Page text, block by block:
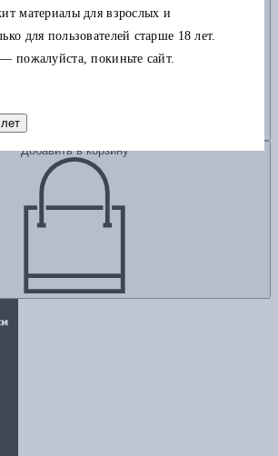
Добавить в корзину
материалы для взрослых и
для пользователей старше 18 лет.
пожалуйста, покиньте сайт.